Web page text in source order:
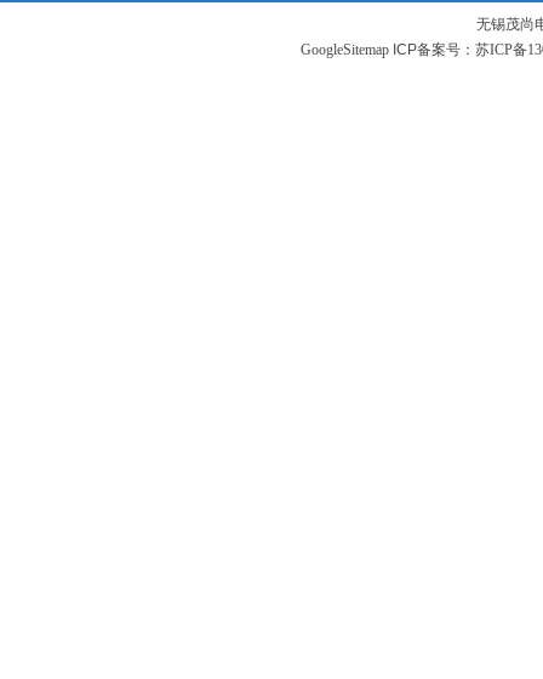
无锡茂尚
GoogleSitemapICP备案号： 苏ICP备